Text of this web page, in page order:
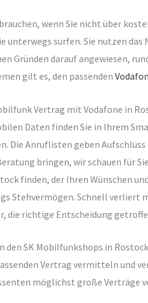
wenn Sie nicht über
unterwegs surfen. Sie nutzen
Gründen darauf angewiesen,
gilt es, den passenden
Vertrag mit Vodafone in
Daten finden Sie in Ihrem
Die Anruflisten geben
bringen, wir schauen für
finden, der Ihren Wünschen
Stehvermögen. Schnell verliert
die richtige Entscheidung
den SK Mobilfunkshops in
Vertrag vermitteln und
möglichst große Verträge